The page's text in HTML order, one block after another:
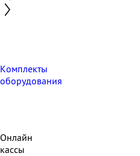
Комплекты
оборудования
Онлайн
кассы